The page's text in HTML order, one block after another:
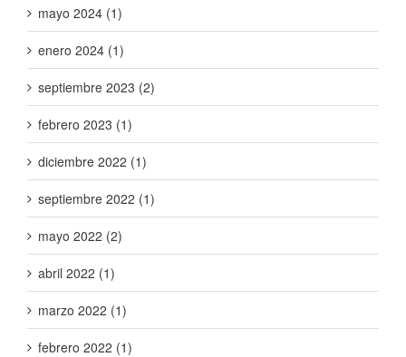
mayo 2024 (1)
enero 2024 (1)
septiembre 2023 (2)
febrero 2023 (1)
diciembre 2022 (1)
septiembre 2022 (1)
mayo 2022 (2)
abril 2022 (1)
marzo 2022 (1)
febrero 2022 (1)